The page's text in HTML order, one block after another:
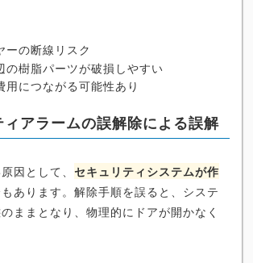
ーの断線リスク
の樹脂パーツが破損しやすい
用につながる可能性あり
ィアラームの誤解除による誤解
因として、 セキュリティシステムが作
あります。解除手順を誤ると、システ
ままとなり、物理的にドアが開かなく